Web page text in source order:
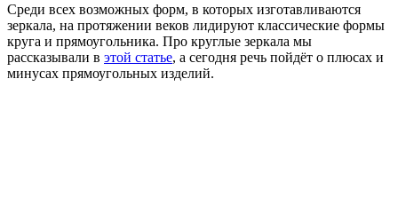
Среди всех возможных форм, в которых изготавливаются
зеркала, на протяжении веков лидируют классические формы
круга и прямоугольника. Про круглые зеркала мы
рассказывали в этой статье, а сегодня речь пойдёт о плюсах и
минусах прямоугольных изделий.